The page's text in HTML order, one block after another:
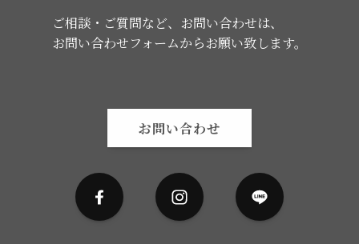
ご相談・ご質問など、お問い合わせは、
お問い合わせフォームからお願い致します。
お問い合わせ